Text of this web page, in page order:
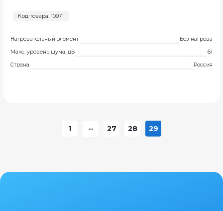
Код товара: 10971
Нагревательный элемент
Без нагрева
Макс. уровень шума, дБ
61
Страна
Россия
1 27 28 29